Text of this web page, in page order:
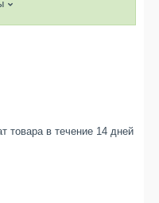
товара в течение 14 дней